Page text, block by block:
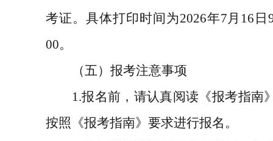
考证。具体打印时间为2026年7月 16 日
00。
（五）报考注意事项
1.报名前，请认真阅读《报考指南
按照《报考指南》要求进行报名。